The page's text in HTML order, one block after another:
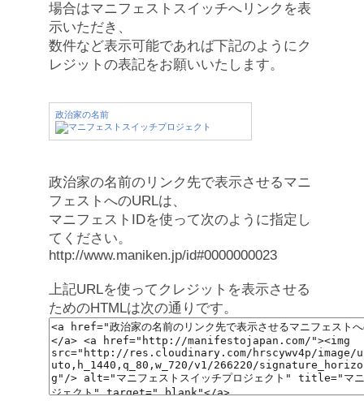
場合はマニフェストスイッチへリンクを表
示いただき、
数件など表示可能であれば下記のようにク
レジットの表記をお願いいたします。
政治家の名前
政治家の名前のリンク先で表示させるマニ
フェストへのURLは、
マニフェストIDを使って次のように指定し
てください。
http://www.maniken.jp/id#0000000023
上記URLを使ってクレジットを表示させる
ためのHTMLは次の通りです。